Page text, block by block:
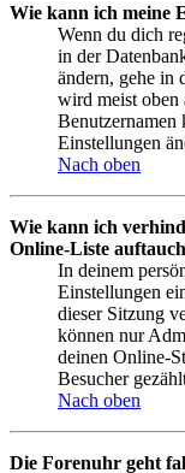
Wie kann ich meine
Wenn du dich
in der
ändern, gehe in
wird meist oben
Benutzernamen
Einstellungen
Nach oben
Wie kann ich
Online-Liste
In deinem
Einstellungen
dieser Sitzung
können nur
deinen Online-
Besucher
Nach oben
Die Forenuhr geht